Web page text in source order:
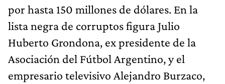
por hasta 150 millones de dólares. En la
lista negra de corruptos figura Julio
Huberto Grondona, ex presidente de la
Asociación del Fútbol Argentino, y el
empresario televisivo Alejandro Burzaco,